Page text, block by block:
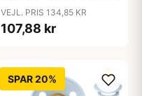
VEJL. PRIS 134,85 KR
107,88 kr
SPAR 20%